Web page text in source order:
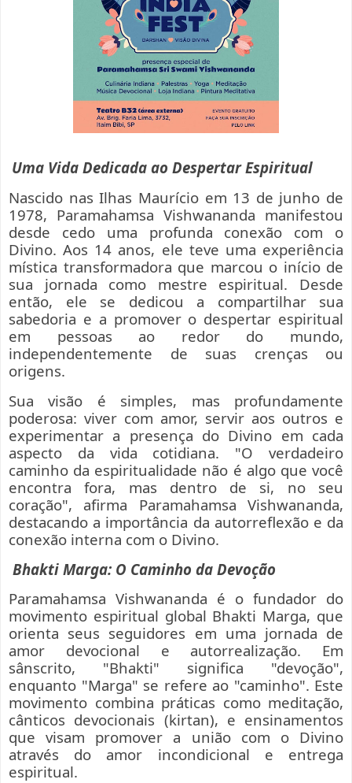
Uma Vida Dedicada ao Despertar Espiritual
Nascido nas Ilhas Maurício em 13 de junho de
1978, Paramahamsa Vishwananda manifestou
desde cedo uma profunda conexão com o
Divino. Aos 14 anos, ele teve uma experiência
mística transformadora que marcou o início de
sua jornada como mestre espiritual. Desde
então, ele se dedicou a compartilhar sua
sabedoria e a promover o despertar espiritual
em pessoas ao redor do mundo,
independentemente de suas crenças ou
origens.
Sua visão é simples, mas profundamente
poderosa: viver com amor, servir aos outros e
experimentar a presença do Divino em cada
aspecto da vida cotidiana. "O verdadeiro
caminho da espiritualidade não é algo que você
encontra fora, mas dentro de si, no seu
coração", afirma Paramahamsa Vishwananda,
destacando a importância da autorreflexão e da
conexão interna com o Divino.
Bhakti Marga: O Caminho da Devoção
Paramahamsa Vishwananda é o fundador do
movimento espiritual global Bhakti Marga, que
orienta seus seguidores em uma jornada de
amor devocional e autorrealização. Em
sânscrito, "Bhakti" significa "devoção",
enquanto "Marga" se refere ao "caminho". Este
movimento combina práticas como meditação,
cânticos devocionais (kirtan), e ensinamentos
que visam promover a união com o Divino
através do amor incondicional e entrega
espiritual.